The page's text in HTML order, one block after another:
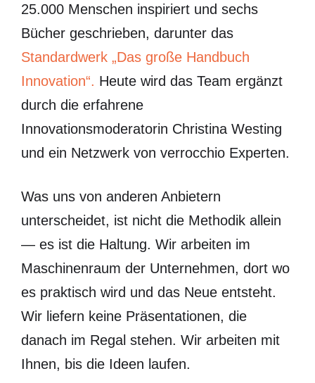
25.000 Menschen inspiriert und sechs
Bücher geschrieben, darunter das
Standardwerk „Das große Handbuch
Innovation“. Heute wird das Team ergänzt
durch die erfahrene
Innovationsmoderatorin Christina Westing
und ein Netzwerk von verrocchio Experten.
Was uns von anderen Anbietern
unterscheidet, ist nicht die Methodik allein
— es ist die Haltung. Wir arbeiten im
Maschinenraum der Unternehmen, dort wo
es praktisch wird und das Neue entsteht.
Wir liefern keine Präsentationen, die
danach im Regal stehen. Wir arbeiten mit
Ihnen, bis die Ideen laufen.